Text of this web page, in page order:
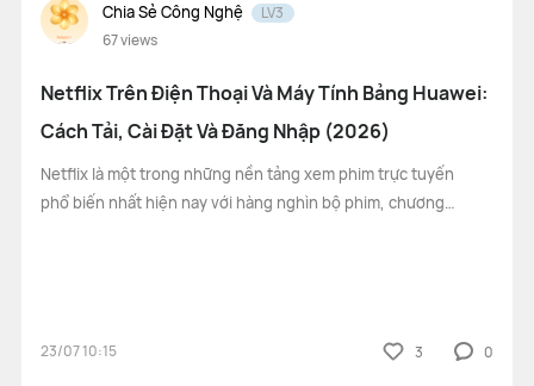
Chia Sẻ Công Nghệ
LV3
67views
Netflix Trên Điện Thoại Và Máy Tính Bảng Huawei:
Cách Tải, Cài Đặt Và Đăng Nhập (2026)
Netflix là một trong những nền tảng xem phim trực tuyến
phổ biến nhất hiện nay với hàng nghìn bộ phim, chương
23/07 10:15 3 0